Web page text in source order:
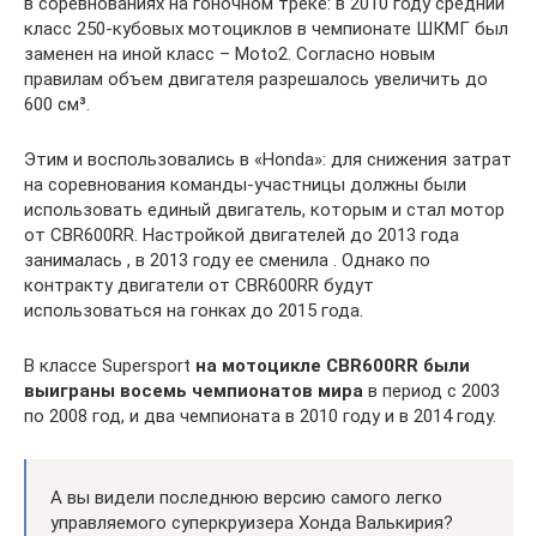
класс 250-кубовых мотоциклов в чемпионате ШКМГ был
заменен на иной класс – Moto2. Согласно новым
правилам объем двигателя разрешалось увеличить до
600 см³.
Этим и воспользовались в «Honda»: для снижения затрат
на соревнования команды-участницы должны были
использовать единый двигатель, которым и стал мотор
от CBR600RR. Настройкой двигателей до 2013 года
занималась , в 2013 году ее сменила . Однако по
контракту двигатели от CBR600RR будут
использоваться на гонках до 2015 года.
В классе Supersport на мотоцикле CBR600RR были
выиграны восемь чемпионатов мира в период с 2003
по 2008 год, и два чемпионата в 2010 году и в 2014 году.
А вы видели последнюю версию самого легко
управляемого суперкруизера Хонда Валькирия?